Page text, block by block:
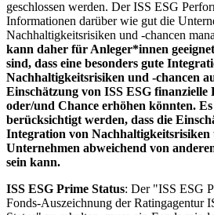
geschlossen werden. Der ISS ESG
Informationen darüber wie gut die
Nachhaltigkeitsrisiken und -chancen
kann daher für Anleger*innen
sind, dass eine besonders gute
Nachhaltigkeitsrisiken und -chancen
Einschätzung von ISS ESG finanzielle
oder/und Chance erhöhen könnten.
berücksichtigt werden, dass die
Integration von Nachhaltigkeitsrisiken
Unternehmen abweichend von
sein kann.
ISS ESG Prime Status: Der "ISS ESG
Fonds-Auszeichnung der Ratingagentur